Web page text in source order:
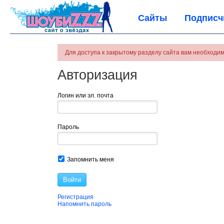
Сайты
Для доступа к закрытому разделу сайта вам
Авторизация
Логин или эл. почта
Пароль
Запомнить меня
Войти
Регистрация
Напомнить пароль